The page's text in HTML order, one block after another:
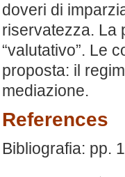
doveri di
riservatezza. La
“valutativo”. Le
proposta: il
mediazione.
References
Bibliografia: pp.